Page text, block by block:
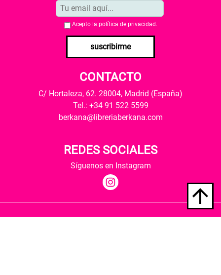
Acepto la política de privacidad .
suscribirme
CONTACTO
C/ Hortaleza, 62. 28004, Madrid (España)
Tel.: +34 91 522 5599
berkana@libreriaberkana.com
REDES SOCIALES
Síguenos en Instagram